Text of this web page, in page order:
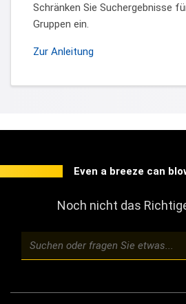
Schränken Sie Suchergebnisse
Gruppen ein.
Zur Anleitung
Even a breeze can
Noch nicht das